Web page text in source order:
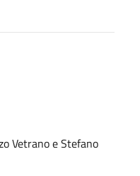
Vetrano e Stefano